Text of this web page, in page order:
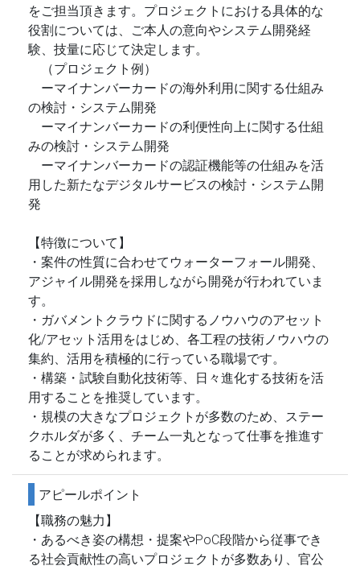
をご担当頂きます。プロジェクトにおける具体的な
役割については、ご本人の意向やシステム開発経
験、技量に応じて決定します。
（プロジェクト例）
ーマイナンバーカードの海外利用に関する仕組み
の検討・システム開発
ーマイナンバーカードの利便性向上に関する仕組
みの検討・システム開発
ーマイナンバーカードの認証機能等の仕組みを活
用した新たなデジタルサービスの検討・システム開
発
【特徴について】
・案件の性質に合わせてウォーターフォール開発、
アジャイル開発を採用しながら開発が行われていま
す。
・ガバメントクラウドに関するノウハウのアセット
化/アセット活用をはじめ、各工程の技術ノウハウの
集約、活用を積極的に行っている職場です。
・構築・試験自動化技術等、日々進化する技術を活
用することを推奨しています。
・規模の大きなプロジェクトが多数のため、ステー
クホルダが多く、チーム一丸となって仕事を推進す
ることが求められます。
アピールポイント
【職務の魅力】
・あるべき姿の構想・提案やPoC段階から従事でき
る社会貢献性の高いプロジェクトが多数あり、官公